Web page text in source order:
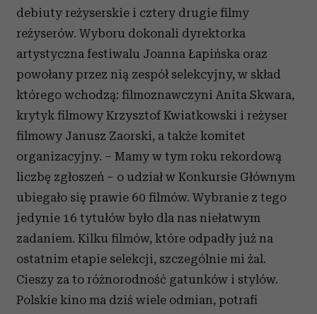
debiuty reżyserskie i cztery drugie filmy
reżyserów. Wyboru dokonali dyrektorka
artystyczna festiwalu Joanna Łapińska oraz
powołany przez nią zespół selekcyjny, w skład
którego wchodzą: filmoznawczyni Anita Skwara,
krytyk filmowy Krzysztof Kwiatkowski i reżyser
filmowy Janusz Zaorski, a także komitet
organizacyjny. – Mamy w tym roku rekordową
liczbę zgłoszeń – o udział w Konkursie Głównym
ubiegało się prawie 60 filmów. Wybranie z tego
jedynie 16 tytułów było dla nas niełatwym
zadaniem. Kilku filmów, które odpadły już na
ostatnim etapie selekcji, szczególnie mi żal.
Cieszy za to różnorodność gatunków i stylów.
Polskie kino ma dziś wiele odmian, potrafi